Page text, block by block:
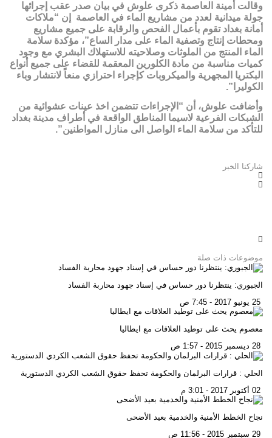
وقالت أمينة العاصمة ذكرى علوش في بيان صدر عقب إجرائها
جولة ميدانية لعدد من مشاريع الماء في العاصمة إن “ملاكات
أمانة بغداد تقوم بأعمال الفحص والرقابة على جميع مشاريع
ومحطات إنتاج وتصفية الماء على مدار الساع”، مؤكدة سلامة
الماء المنتج من الملوثات وصلاحيته للاستهلاك البشري مع وجود
كميات مناسبة من مادة الكلورين المعقمة للقضاء على جميع أنواع
البكتريا المجهرية والميكروبات كإجراء احترازي منعاً لانتشار وباء
الكوليرا”.
وأضافت علوش، أن “الإجراءات تتضمن اخذ عينات عشوائية من
الشبكات الفرعية لاسيما المناطق الواقعة في أطراف مدينة بغداد
للتأكد من سلامة الماء الواصل الى منازل المواطنين”.
شاركنا الخبر
موضوعات ذات صلة
الجبوري: ينتظرنا دور حساس في إسناد جهود محاربة الفساد
معصوم يحث على توطيد العلاقات مع ايطاليا
الحلي : قرارات البرلمان والحكومة تحفظ حقوق الشعب الكردي الدستورية
نجاح الخطط الأمنية والخدمية بعيد الأضحى